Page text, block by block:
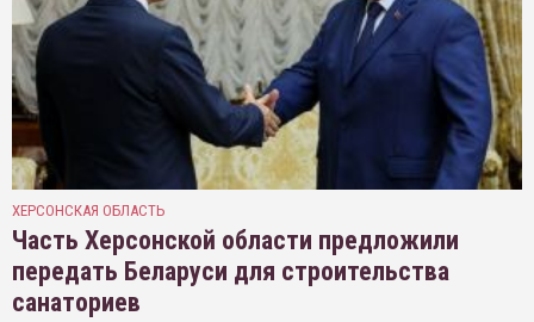
ХЕРСОНСКАЯ ОБЛАСТЬ
Часть Херсонской области предложили
передать Беларуси для строительства
санаториев